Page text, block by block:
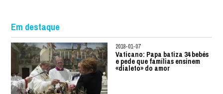
Em destaque
2018-01-07
Vaticano: Papa batiza 34 bebés
e pede que famílias ensinem
«dialeto» do amor